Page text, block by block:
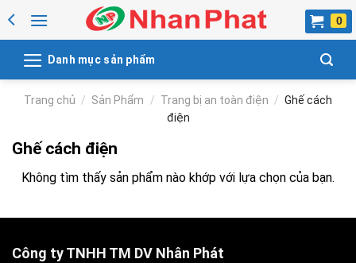
to
Danh mục sản phẩm
Trang chủ / Sản Phẩm / Trang bị an toàn điện / Ghế cách
điện
Ghế cách điện
Không tìm thấy sản phẩm nào khớp với lựa chọn của bạn.
Công ty TNHH TM DV Nhân Phát